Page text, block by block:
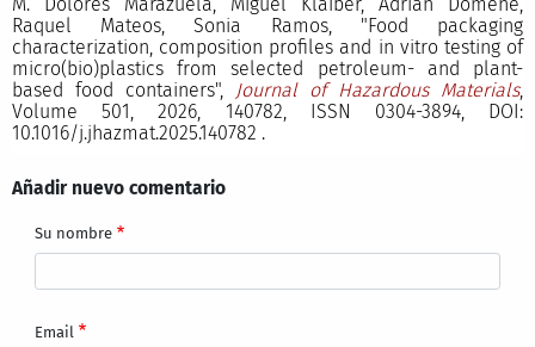
Raquel Mateos, Sonia Ramos, "Food packaging
characterization, composition profiles and in vitro testing of
micro(bio)plastics from selected petroleum- and plant-
based food containers",
Journal of Hazardous Materials,
Volume 501, 2026, 140782, ISSN 0304-3894, DOI:
10.1016/j.jhazmat.2025.140782 .
Añadir nuevo comentario
Su nombre
Email